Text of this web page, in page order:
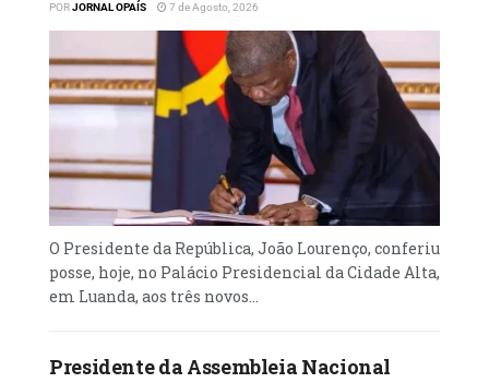
PORJORNAL OPAÍS 7 de Agosto, 2026
O Presidente da República, João Lourenço, conferiu
posse, hoje, no Palácio Presidencial da Cidade Alta,
em Luanda, aos três novos...
Presidente da Assembleia Nacional